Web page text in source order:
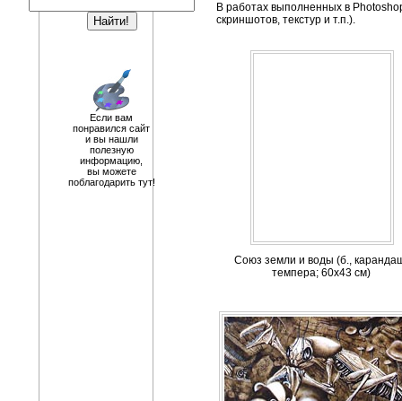
Если вам
понравился сайт
и вы нашли
полезную
информацию,
вы можете
поблагодарить тут!
В работах выполненных в
скриншотов, текстур и т.п.).
Союз земли и воды (б.,
темпера; 60х43 см)